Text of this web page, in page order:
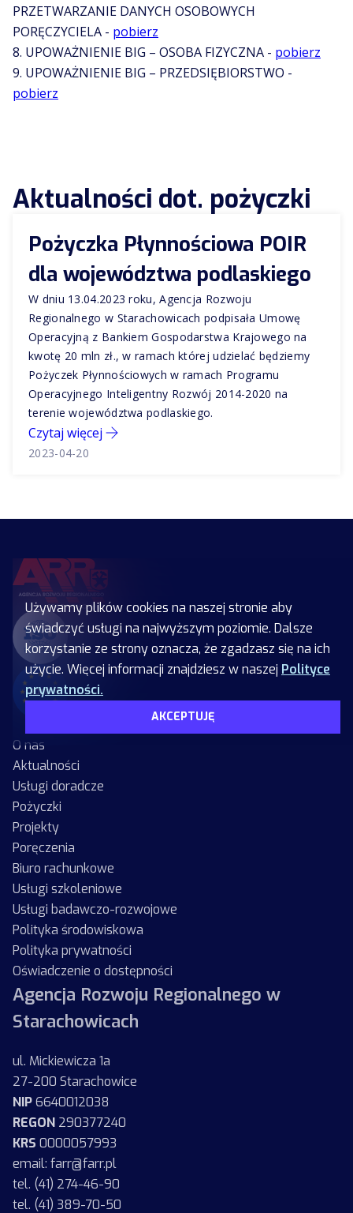
PRZETWARZANIE DANYCH OSOBOWYCH
PORĘCZYCIELA - pobierz
8. UPOWAŻNIENIE BIG – OSOBA FIZYCZNA - pobierz
9. UPOWAŻNIENIE BIG – PRZEDSIĘBIORSTWO -
pobierz
Aktualności dot. pożyczki
Pożyczka Płynnościowa POIR
dla województwa podlaskiego
W dniu 13.04.2023 roku, Agencja Rozwoju
Regionalnego w Starachowicach podpisała Umowę
Operacyjną z Bankiem Gospodarstwa Krajowego na
kwotę 20 mln zł., w ramach której udzielać będziemy
Pożyczek Płynnościowych w ramach Programu
Operacyjnego Inteligentny Rozwój 2014-2020 na
terenie województwa podlaskiego.
Czytaj więcej
2023-04-20
Używamy plików cookies na naszej stronie aby
świadczyć usługi na najwyższym poziomie. Dalsze
korzystanie ze strony oznacza, że zgadzasz się na ich
użycie. Więcej informacji znajdziesz w naszej Polityce
prywatności.
AKCEPTUJĘ
O nas
Aktualności
Usługi doradcze
Pożyczki
Projekty
Poręczenia
Biuro rachunkowe
Usługi szkoleniowe
Usługi badawczo-rozwojowe
Polityka środowiskowa
Polityka prywatności
Oświadczenie o dostępności
Agencja Rozwoju Regionalnego w
Starachowicach
ul. Mickiewicza 1a
27-200 Starachowice
NIP6640012038
REGON 290377240
KRS 0000057993
email: farr@farr.pl
tel. (41) 274-46-90
tel. (41) 389-70-50